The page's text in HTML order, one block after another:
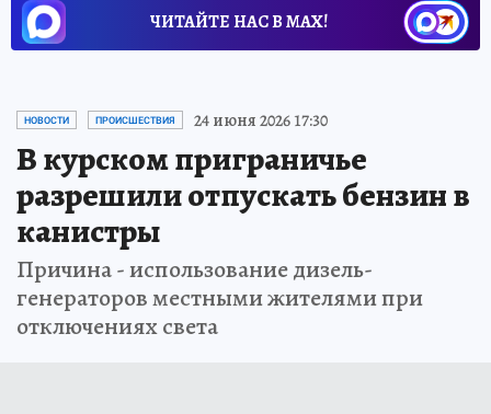
ЧИТАЙТЕ НАС В МАХ!
НОВОСТИ ПРОИСШЕСТВИЯ 24 июня 2026 17:30
В курском приграничье
разрешили отпускать бензин в
канистры
Причина - использование дизель-
генераторов местными жителями при
отключениях света